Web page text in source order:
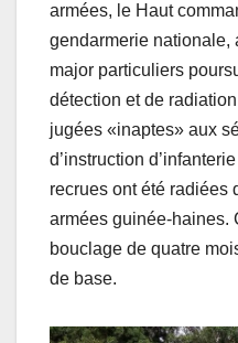
armées, le Haut
gendarmerie nationale,
major particuliers
détection et de
jugées «inaptes» aux
d’instruction
recrues ont été radiées
armées guinée-haines.
bouclage de quatre
de base.